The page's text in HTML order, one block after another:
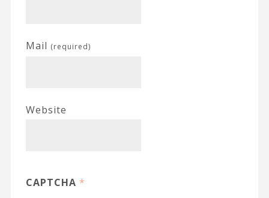
Mail (required)
Website
CAPTCHA *